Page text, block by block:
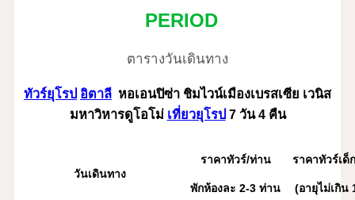
PERIOD
ตารางวันเดินทาง
ทัวร์ยุโรป อิตาลี หอเอนปิซ่า ชิมไวน์เมืองเบรสเซีย เวนิส
มหาวิหารดูโอโม่ เที่ยวยุโรป 7 วัน 4 คืน
วันเดินทาง
ราคาทัวร์/ท่าน
พักห้องละ 2-3 ท่าน
ราคาทัวร์เด็
(อายุไม่เกิน